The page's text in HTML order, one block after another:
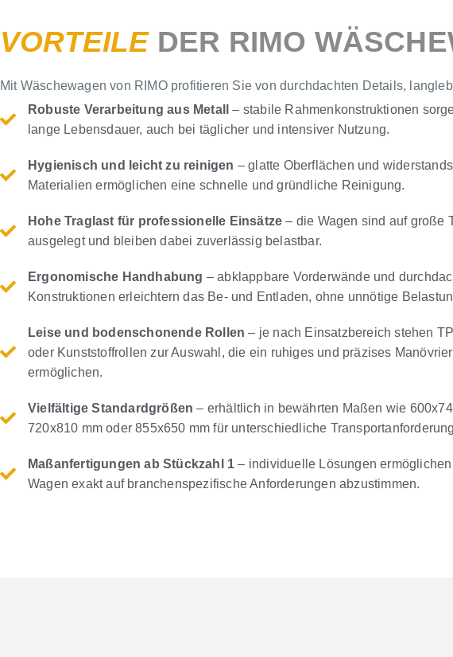
VORTEILEDER RIMO
Mit Wäschewagen von RIMO profitieren Sie von durchdachten Details,
Robuste Verarbeitung aus Metall
– stabile Rahmenkonstruktionen
lange Lebensdauer, auch bei täglicher und intensiver Nutzung.
Hygienisch und leicht zu reinigen – glatte Oberflächen und
Materialien ermöglichen eine schnelle und gründliche Reinigung.
Hohe Traglast für professionelle Einsätze – die Wagen sind auf große
ausgelegt und bleiben dabei zuverlässig belastbar.
Ergonomische Handhabung – abklappbare Vorderwände und
Konstruktionen erleichtern das Be- und Entladen, ohne unnötige
Leise und bodenschonende Rollen– je nach Einsatzbereich stehen
oder Kunststoffrollen zur Auswahl, die ein ruhiges und präzises
ermöglichen.
Vielfältige Standardgrößen – erhältlich in bewährten Maßen wie
720x810 mm oder 855x650 mm für unterschiedliche
Maßanfertigungen ab Stückzahl 1– individuelle Lösungen
Wagen exakt auf branchenspezifische Anforderungen abzustimmen.